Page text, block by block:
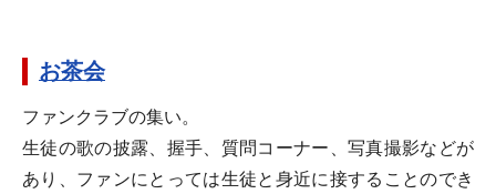
お茶会
ファンクラブの集い。
生徒の歌の披露、握手、質問コーナー、写真撮影などが
あり、ファンにとっては生徒と身近に接することのでき